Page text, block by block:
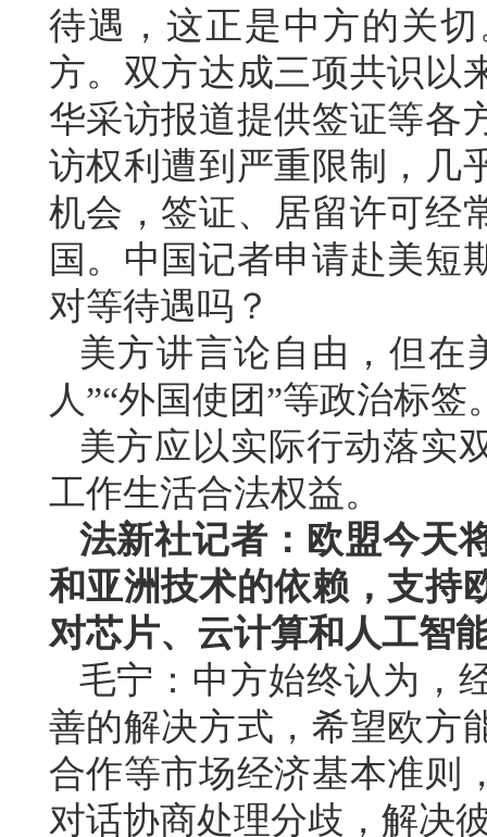
待遇，这正是中方的关
方。双方达成三项共识以
华采访报道提供签证等各
访权利遭到严重限制，几
机会，签证、居留许可经
国。中国记者申请赴美短
对等待遇吗？
美方讲言论自由，但在
人”“外国使团”等政治标
美方应以实际行动落实
工作生活合法权益。
法新社记者：欧盟今天
和亚洲技术的依赖，支持
对芯片、云计算和人工智
毛宁：中方始终认为，
善的解决方式，希望欧方
合作等市场经济基本准则
对话协商处理分歧，解决